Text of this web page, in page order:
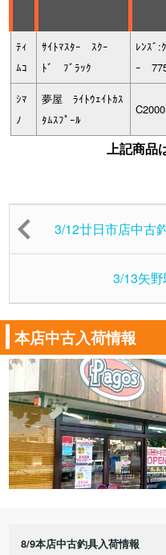
ﾃｨ
ﾑｺ
ｻｲﾄﾏｽﾀｰ ｽｸｰ
ﾄﾞ ﾌﾞﾗｯｸ
ﾚﾝｽﾞ
ｰ
ｼﾏ
ﾉ
夢屋 ﾗｲﾄｳｪｲﾄｶｽ
ﾀﾑｽﾌﾟｰﾙ
上記商品
3/12廿日市店中古
3/13矢
本店中古入荷情報
8/9本店中古釣具入荷情報